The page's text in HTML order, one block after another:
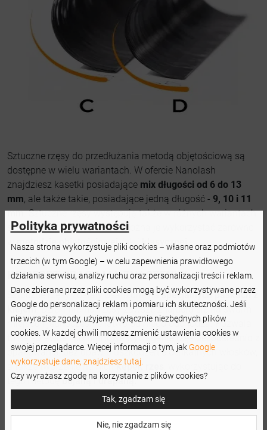
Sztuczne rzęsy do przedłużania metodą objętościową są
dostępne w wielu wariantach. W ofercie Nanolash
znajdziesz kasetki posiadające mix długości od 6 do 13
mm, ale także takie, posiadające jedną długość - 9, 10 i 11
mm. Sztuczne rzęsy występują także w różnych wariantach
skrętów i grubości, dlatego można je wykorzystać zarówno
w metodzie objętościowej , jak i klasycznej.
KOMFORT PRACY MA ZNACZENIE!
Sztuczne rzęsy zostały osadzone naspecjalnych paskach z
klejem. Dzięki niemu, rzęsy zawsze znajdują się na swoim
miejscu i jednocześnie łatwo od niego odchodzą. Pozwala
to na sprawne i komfortowe wyciąganie rzęs bezpośrednio z
opakowania, bez obaw o uszkodzenie delikatnych włosków,
a także tworzenie na nichkępek rzęs
tego metodębujanąi drapaną.
Polityka prywatności
Nasza strona wykorzystuje pliki cookies – własne oraz podmiotów
trzecich (w tym Google) – w celu zapewnienia prawidłowego
działania serwisu, analizy ruchu oraz personalizacji treści i reklam.
Dane zbierane przez pliki cookies mogą być wykorzystywane przez
Google do personalizacji reklam i pomiaru ich skuteczności. Jeśli
nie wyrazisz zgody, użyjemy wyłącznie niezbędnych plików
cookies. W każdej chwili możesz zmienić ustawienia cookies w
swojej przeglądarce. Więcej informacji o tym, jak Google
wykorzystuje dane, znajdziesz tutaj.
Czy wyrażasz zgodę na korzystanie z plików cookies?
Tak, zgadzam się
Nie, nie zgadzam się